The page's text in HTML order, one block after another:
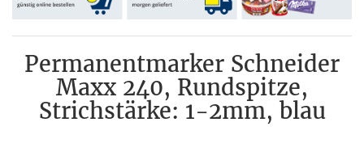
Permanentmarker Schneider
Maxx 240, Rundspitze,
Strichstärke: 1-2mm, blau